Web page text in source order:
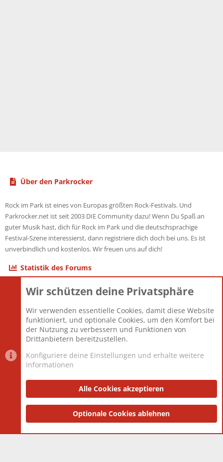
Über den Parkrocker
Rock im Park ist eines von Europas größten Rock-Festivals. Und
Parkrocker.net ist seit 2003 DIE Community dazu! Wenn Du Spaß an
guter Musik hast, dich für Rock im Park und die deutschsprachige
Festival-Szene interessierst, dann registriere dich doch bei uns. Es ist
unverbindlich und kostenlos. Wir freuen uns auf dich!
Statistik des Forums
Themen
Mitglieder
12.427
Neuestes Mitglied
Berlin
Datenschutzerklärung Impressum
Community platform by XenForo® © 2010-2025 XenForo Ltd.
and add-ons by ThemeHouse
Wir schützen deine Privatsphäre
Wir verwenden essentielle Cookies, damit diese Website
funktioniert, und optionale Cookies, um den Komfort bei
der Nutzung zu verbessern und Funktionen von
Drittanbietern bereitzustellen.
Konfiguriere deine Einstellungen und erhalte weitere
Informationen
Alle Cookies akzeptieren
Optionale Cookies ablehnen